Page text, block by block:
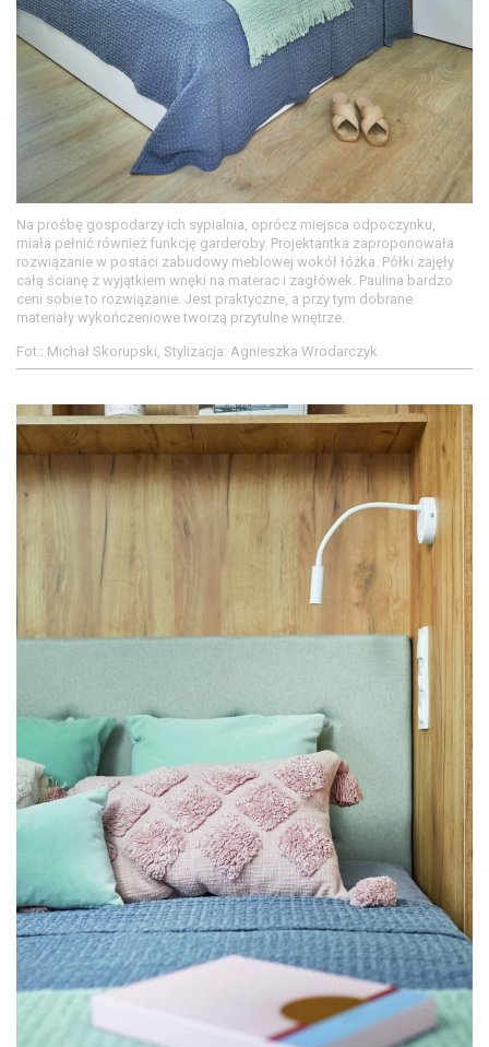
Na prośbę gospodarzy ich sypialnia, oprócz miejsca odpoczynku,
miała pełnić również funkcję garderoby. Projektantka zaproponowała
rozwiązanie w postaci zabudowy meblowej wokół łóżka. Półki zajęły
całą ścianę z wyjątkiem wnęki na materac i zagłówek. Paulina bardzo
ceni sobie to rozwiązanie. Jest praktyczne, a przy tym dobrane
materiały wykończeniowe tworzą przytulne wnętrze.
Fot.: Michał Skorupski, Stylizacja: Agnieszka Wrodarczyk